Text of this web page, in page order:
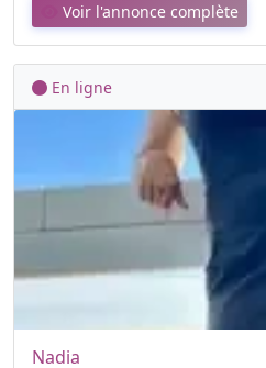
Voir l'annonce complète
En ligne
Nadia